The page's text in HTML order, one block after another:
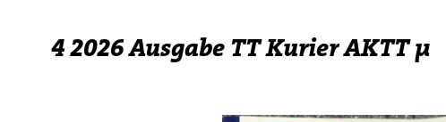
4 2026 Ausgabe TT Kurier AKTT µ